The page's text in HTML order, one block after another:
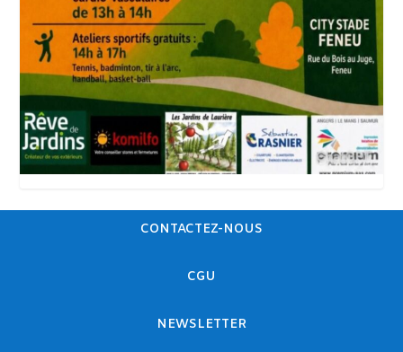
CONTACTEZ-NOUS
CGU
NEWSLETTER